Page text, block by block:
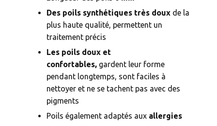
Des poils synthétiques très doux de la
plus haute qualité, permettent un
traitement précis
Les poils doux et
confortables, gardent leur forme
pendant longtemps, sont faciles à
nettoyer et ne se tachent pas avec des
pigments
Poils également adaptés aux allergies